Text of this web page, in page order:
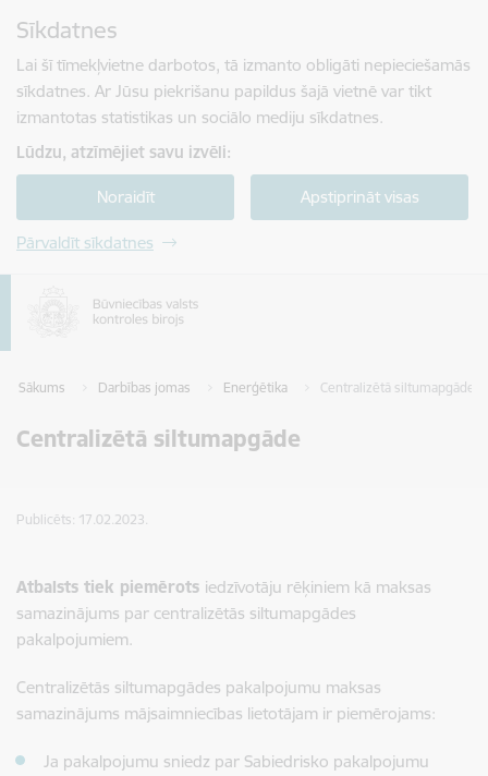
Sīkdatnes
Lai šī tīmekļvietne darbotos, tā izmanto obligāti nepieciešamās
sīkdatnes. Ar Jūsu piekrišanu papildus šajā vietnē var tikt
izmantotas statistikas un sociālo mediju sīkdatnes.
Lūdzu, atzīmējiet savu izvēli:
Noraidīt Apstiprināt visas
Pārvaldīt sīkdatnes
Sākums Darbības jomas Enerģētika Centralizētā siltumapgāde
Centralizētā siltumapgāde
Publicēts: 17.02.2023.
Atbalsts tiek piemērots iedzīvotāju rēķiniem kā maksas
samazinājums par centralizētās siltumapgādes
pakalpojumiem.
Centralizētās siltumapgādes pakalpojumu maksas
samazinājums mājsaimniecības lietotājam ir piemērojams:
Ja pakalpojumu sniedz par Sabiedrisko pakalpojumu